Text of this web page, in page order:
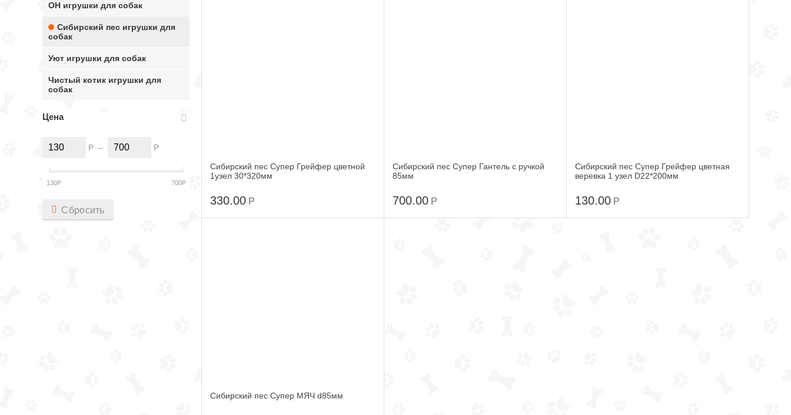
Сибирский пес Супер Грейфер цветной
1узел 30*320мм
330.00 Р
Сибирский пес Супер Гантель с ручкой
85мм
700.00 Р
Сибирский пес Супер Грейфер цветная
веревка 1 узел D22*200мм
130.00 Р
Сибирский пес Супер МЯЧ d85мм
ОН игрушки для собак
Сибирский пес игрушки для
собак
Уют игрушки для собак
Чистый котик игрушки для
собак
Цена
Р – Р
130Р 700Р
Сбросить